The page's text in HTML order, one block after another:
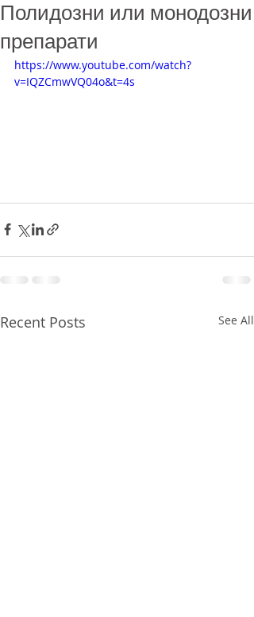
Полидозни или монодозни
препарати
https://www.youtube.com/watch?
v=IQZCmwVQ04o&t=4s
Recent Posts See All